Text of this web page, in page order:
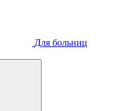
Для больниц